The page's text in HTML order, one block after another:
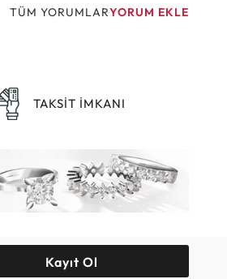
TÜM YORUMLARYORUM EKLE
TAKSİT İMKANI
Kayıt Ol